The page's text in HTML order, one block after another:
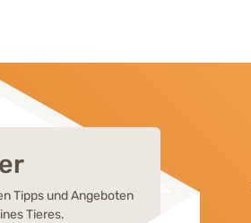
Tipps und Angeboten
Tieres.